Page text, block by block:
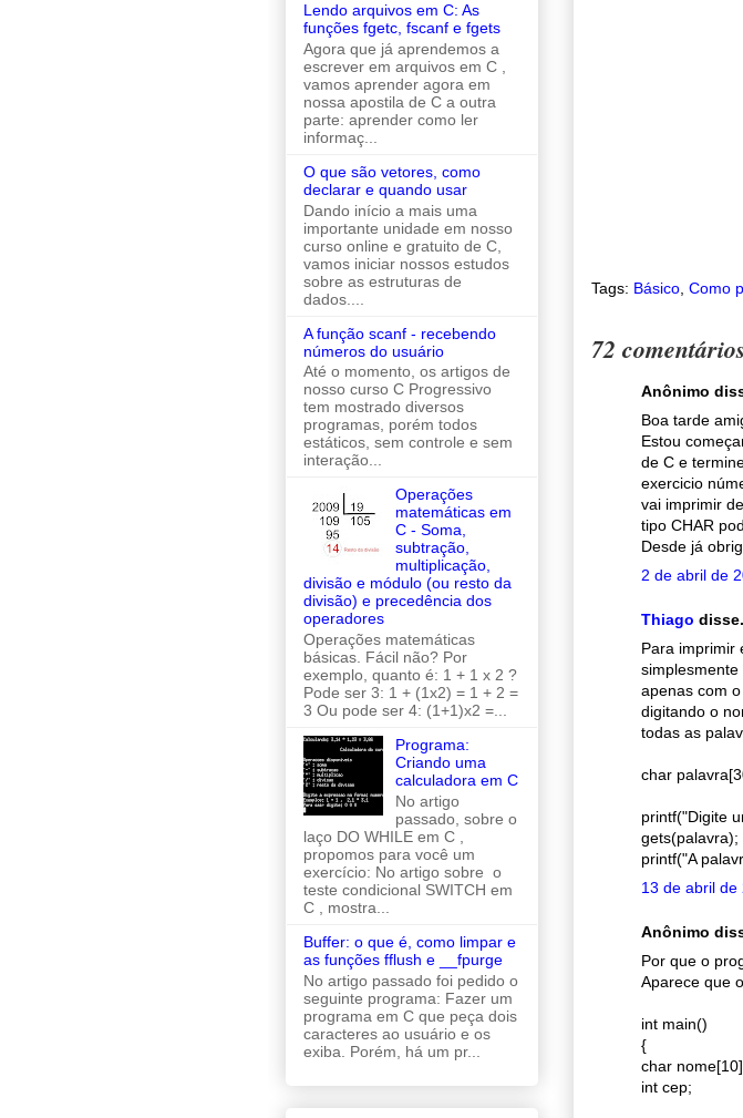
Tags: Básico Como
72
Anônimo
Boa tarde
Estou
de C e
exercicio
vai imprimir
tipo CHAR
Desde já
2 de abril de
Thiago
Para imprimir
apenas com
digitando o
todas as
char
printf("Digite
gets(palavra);
printf("A
13 de abril de
Anônimo
Por que o
Aparece que
int main()
{
char
int cep;
Lendo arquivos em C: As
funções fgetc, fscanf e fgets
Agora que já aprendemos a
escrever em arquivos em C ,
vamos aprender agora em
nossa apostila de C a outra
parte: aprender como ler
informaç...
O que são vetores, como
declarar e quando usar
Dando início a mais uma
importante unidade em nosso
curso online e gratuito de C,
vamos iniciar nossos estudos
sobre as estruturas de
dados....
A função scanf - recebendo
números do usuário
Até o momento, os artigos de
nosso curso C Progressivo
tem mostrado diversos
programas, porém todos
estáticos, sem controle e sem
interação...
Operações
matemáticas em
C - Soma,
subtração,
multiplicação,
divisão e módulo (ou resto da
divisão) e precedência dos
operadores
Operações matemáticas
básicas. Fácil não? Por
exemplo, quanto é: 1 + 1 x 2 ?
Pode ser 3: 1 + (1x2) = 1 + 2 =
3 Ou pode ser 4: (1+1)x2 =...
Programa:
Criando uma
calculadora em C
No artigo
passado, sobre o
laço DO WHILE em C ,
propomos para você um
exercício: No artigo sobre o
teste condicional SWITCH em
C , mostra...
Buffer: o que é, como limpar e
as funções fflush e __fpurge
No artigo passado foi pedido o
seguinte programa: Fazer um
programa em C que peça dois
caracteres ao usuário e os
exiba. Porém, há um pr...